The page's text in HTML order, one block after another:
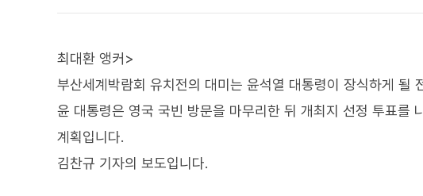
최대환 앵커>
부산세계박람회 유치전의 대미는 윤석열 대통령이 장식하게 될
윤 대통령은 영국 국빈 방문을 마무리한 뒤 개최지 선정 투표를
계획입니다.
김찬규 기자의 보도입니다.